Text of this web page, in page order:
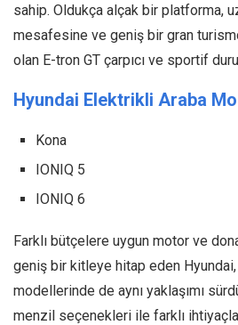
sahip. Oldukça alçak bir platforma,
mesafesine ve geniş bir gran
olan E-tron GT çarpıcı ve sportif
Hyundai Elektrikli Araba
Kona
IONIQ 5
IONIQ 6
Farklı bütçelere uygun motor ve
geniş bir kitleye hitap eden
modellerinde de aynı yaklaşımı
menzil seçenekleri ile farklı